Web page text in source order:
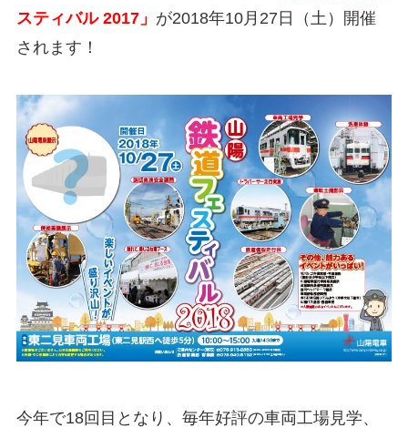
スティバル 2017」 が2018年10月27日（土）開催
されます！
今年で18回目となり、毎年好評の車両工場見学、